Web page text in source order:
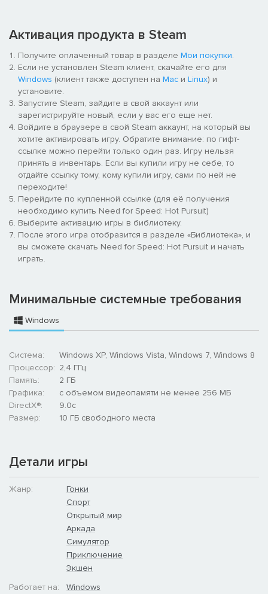
Активация продукта в Steam
Получите оплаченный товар в разделе Мои покупки.
Если не установлен Steam клиент, скачайте его для
Windows (клиент также доступен на Mac и Linux) и
установите.
Запустите Steam, зайдите в свой аккаунт или
зарегистрируйте новый, если у вас его еще нет.
Войдите в браузере в свой Steam аккаунт, на который вы
хотите активировать игру. Обратите внимание: по гифт-
ссылке можно перейти только один раз. Игру нельзя
принять в инвентарь. Если вы купили игру не себе, то
отдайте ссылку тому, кому купили игру, сами по ней не
переходите!
Перейдите по купленной ссылке (для её получения
необходимо купить Need for Speed: Hot Pursuit)
Выберите активацию игры в библиотеку.
После этого игра отобразится в разделе «Библиотека», и
вы сможете скачать Need for Speed: Hot Pursuit и начать
играть.
Минимальные системные требования
Windows
Система:
Windows XP, Windows Vista, Windows 7, Windows 8
Процессор: 2,4 ГГц
Память:
2 ГБ
Графика:
с объемом видеопамяти не менее 256 МБ
DirectX®:
9.0c
Размер:
10 ГБ свободного места
Детали игры
Жанр:
Гонки
Спорт
Открытый мир
Аркада
Симулятор
Приключение
Экшен
Работает на:
Windows